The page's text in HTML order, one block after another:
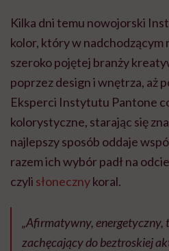
Kilka dni temu nowojorski
kolor, który w nadchodzącym
szeroko pojętej branży
poprzez design i wnętrza, aż
Eksperci Instytutu Pantone
kolorystyczne, starając się
najlepszy sposób oddaje
razem ich wybór padł na
czyli słonecznykoral.
„Afirmatywny,
zachęcający do beztroskiej